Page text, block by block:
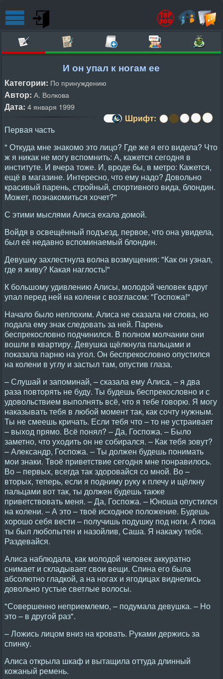
И он упал к ногам ее
Категории: По принуждению
Автор: А. Волкова
Дата: 4 января 1999
Шрифт:
Первая часть
" Откуда мне знакомо это лицо? Где же я его видела? Что
ж я никак не могу вспомнить: А, кажется сегодня в
институте. И вчера тоже. И, вроде бы, в метро: Кажется,
ещё в магазине. Интересно, что ему надо? Довольно
красивый парень, стройный, спортивного вида, блондин.
Может, познакомиться хочет?"
С этими мыслями Алиса ехала домой.
Войдя в освещённый подъезд, первое, что она увидела,
был её недавно вспоминаемый блондин.
Девушку захлестнула волна возмущения: "Как он узнал,
где я живу? Какая наглость!"
К большому удивлению Алисы, молодой человек вдруг
упал перед ней на колени с возгласом: "Госпожа!"
Hачало было неплохим. Алиса не сказала ни слова, но
подала ему знак следовать за ней. Парень
беспрекословно подчинился. В полном молчании они
вошли в квартиру. Девушка щёлкнула пальцами и
показала парню на угол. Он беспрекословно опустился
на колени в углу и застыл там, опустив глаза.
– Слушай и запоминай, – сказала ему Алиса, – я два
раза повторять не буду. Ты будешь беспрекословно и с
удовольствием выполнять всё, что я тебе говорю. Я могу
наказывать тебя в любой момент так, как сочту нужным.
Ты не смеешь кричать. Если тебя что – то не устраивает
– выход прямо. Всё понял? – Да, Госпожа. – Было
заметно, что уходить он не собирался. – Как тебя зовут?
– Александр, Госпожа. – Ты должен будешь понимать
мои знаки. Твоё приветствие сегодня мне понравилось.
Во – первых, всегда так здоровайся со мной. Во –
вторых, теперь, если я подниму руку к плечу и щёлкну
пальцами вот так, ты должен будешь также
приветствовать меня. – Да, Госпожа. – Юноша опустился
на колени. – А это – твоё исходное положение. Будешь
хорошо себя вести – получишь подушку под ноги. А пока
ты был любопытен и назойлив, Саша. Я накажу тебя.
Раздевайся.
Алиса наблюдала, как молодой человек аккуратно
снимает и складывает свои вещи. Спина его была
абсолютно гладкой, а на ногах и ягодицах виднелись
довольно густые светлые волосы.
"Совершенно неприемлемо, – подумала девушка. – Hо
это – в другой раз".
– Ложись лицом вниз на кровать. Руками держись за
спинку.
Алиса открыла шкаф и вытащила оттуда длинный
кожаный ремень.